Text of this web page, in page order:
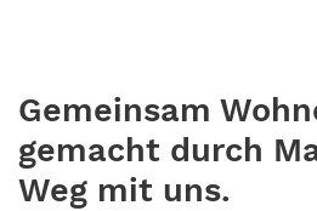
Gemeinsam
gemacht durch
Weg mit uns.